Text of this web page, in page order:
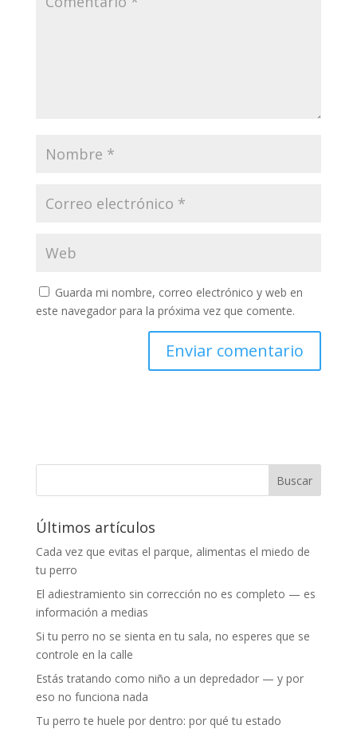
Guarda mi nombre, correo electrónico y web en
este navegador para la próxima vez que comente.
Últimos artículos
Cada vez que evitas el parque, alimentas el miedo de
tu perro
El adiestramiento sin corrección no es completo — es
información a medias
Si tu perro no se sienta en tu sala, no esperes que se
controle en la calle
Estás tratando como niño a un depredador — y por
eso no funciona nada
Tu perro te huele por dentro: por qué tu estado